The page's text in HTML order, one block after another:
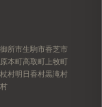
御所市生駒市香芝市
本町高取町 上牧町
村明日香村黒滝村